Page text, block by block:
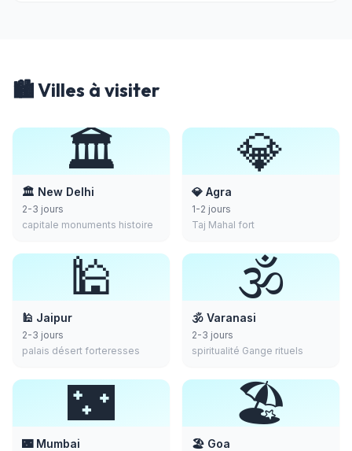
🏙️ Villes à visiter
🏛️
🏛️ New Delhi
2-3 jours
capitale monuments histoire
💎
💎 Agra
1-2 jours
Taj Mahal fort
🕌
🕌 Jaipur
2-3 jours
palais désert forteresses
🕉️
🕉️ Varanasi
2-3 jours
spiritualité Gange rituels
🌃
🌃 Mumbai
🏖️
🏖️ Goa